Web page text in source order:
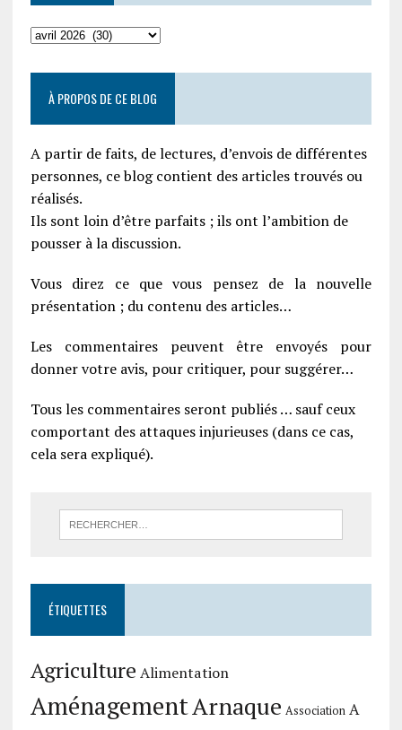
À PROPOS DE CE BLOG
A partir de faits, de lectures, d’envois de différentes
personnes, ce blog contient des articles trouvés ou
réalisés.
Ils sont loin d’être parfaits ; ils ont l’ambition de
pousser à la discussion.
Vous direz ce que vous pensez de la nouvelle
présentation ; du contenu des articles…
Les commentaires peuvent être envoyés pour
donner votre avis, pour critiquer, pour suggérer…
Tous les commentaires seront publiés … sauf ceux
comportant des attaques injurieuses (dans ce cas,
cela sera expliqué).
ÉTIQUETTES
Agriculture Alimentation
AménagementArnaque Association A